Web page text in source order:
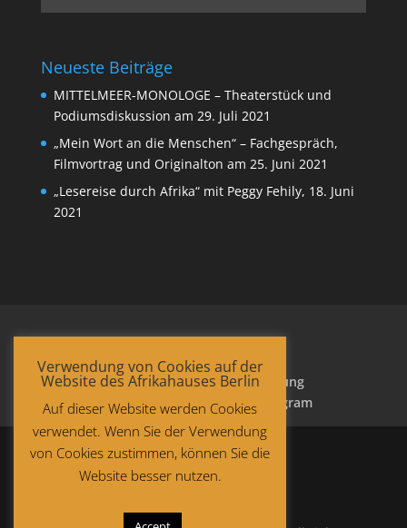
Neueste Beiträge
MITTELMEER-MONOLOGE – Theaterstück und
Podiumsdiskussion am 29. Juli 2021
„Mein Wort an die Menschen“ – Fachgespräch,
Filmvortrag und Originalton am 25. Juni 2021
„Lesereise durch Afrika“ mit Peggy Fehily, 18. Juni
2021
Startseite
Datenschutzerklärung
Impressum
Facebook Instagram
Verwendung von Cookies auf der
Website des Afrikahauses Berlin
Auf dieser Website werden Cookies
verwendet. Wenn Sie der Verwendung
von Cookies zustimmen, können Sie die
Website besser nutzen.